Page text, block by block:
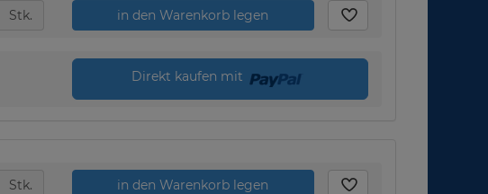
Stk. in den Warenkorb legen
Direkt kaufen mit
Stk. in den Warenkorb legen